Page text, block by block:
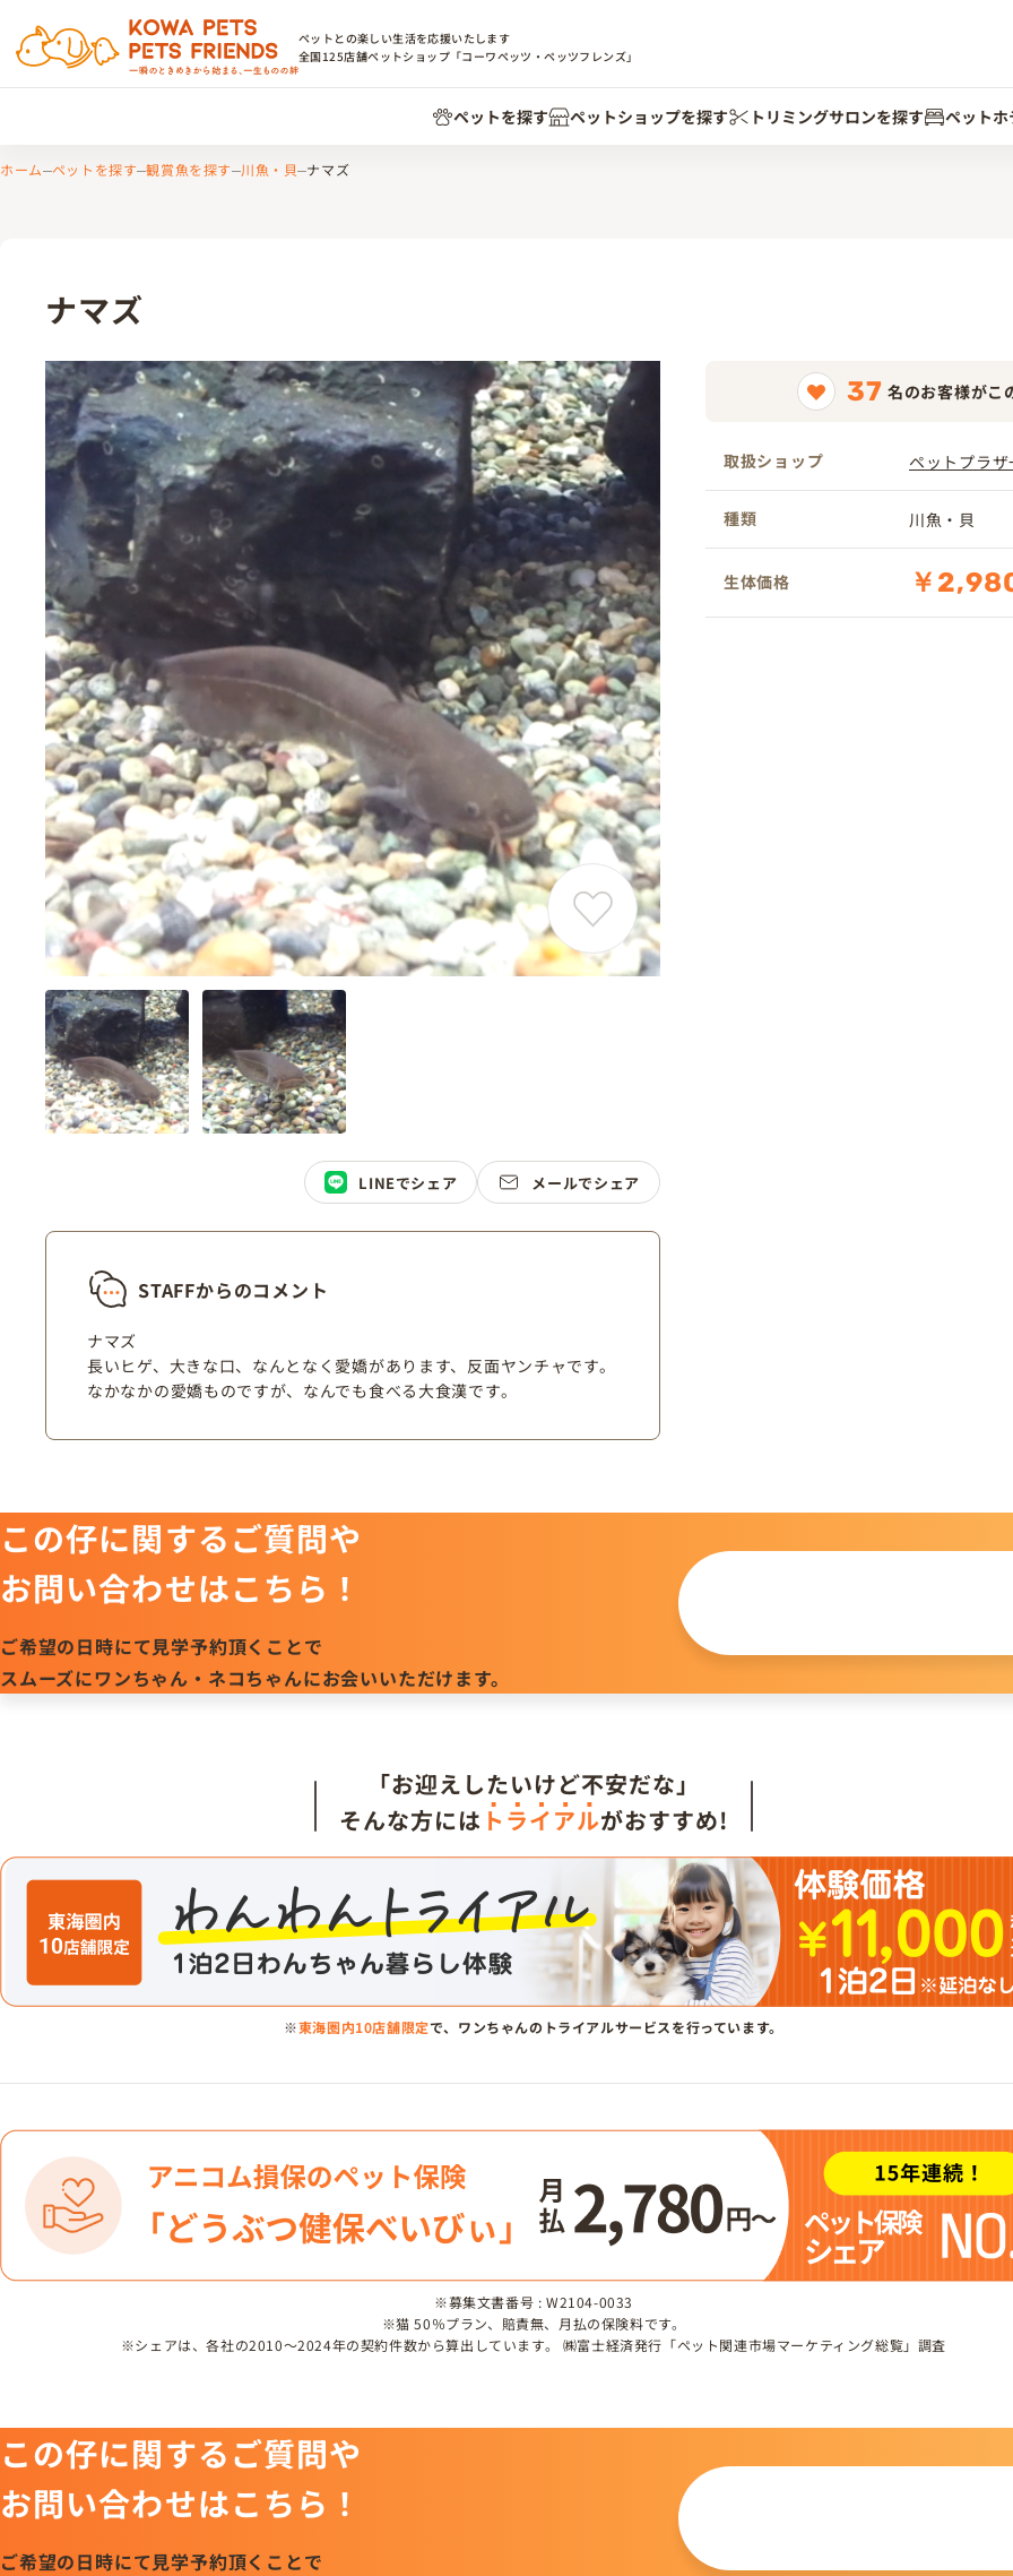
ペットとの楽しい生活を応援いたします
全国125店舗ペットショップ「コーワペッツ・ペッツフレンズ」
ペットを探す ペットショップを探す トリミングサロンを探す ペット
ホーム ペットを探す 観賞魚を探す 川魚・貝 ナマズ
ナマズ
37 名のお客様がこ
取扱ショップ ペットプラ
種類 川魚・貝
生体価格 ￥
STAFFからのコメント
ナマズ
長いヒゲ、大きな口、なんとなく愛嬌があります、反面ヤンチャです。
なかなかの愛嬌ものですが、なんでも食べる大食漢です。
LINEでシェア メールでシェア
この仔に関するご質問や
お問い合わせはこちら！
ご希望の日時にて見学予約頂くことで
スムーズにワンちゃん・ネコちゃんにお会いいただけます。
「お迎えしたいけど不安だな」
そんな方には トライアルがおすすめ!
※東海圏内10店舗限定で、ワンちゃんのトライアルサービスを行っています。
※募集文書番号 : W2104-0033
※猫 50％プラン、賠責無、月払の保険料です。
※シェアは、各社の2010～2024年の契約件数から算出しています。 ㈱富士経済発行「ペット関連市場マーケティング総覧」調査
この仔に関するご質問や
お問い合わせはこちら！
ご希望の日時にて見学予約頂くことで